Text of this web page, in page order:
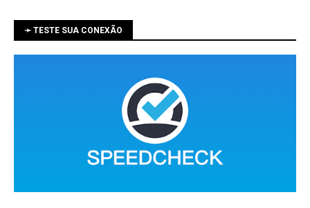
➛ TESTE SUA CONEXÃO